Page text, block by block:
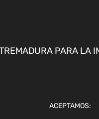
PARA LA
ACEPTAMOS: